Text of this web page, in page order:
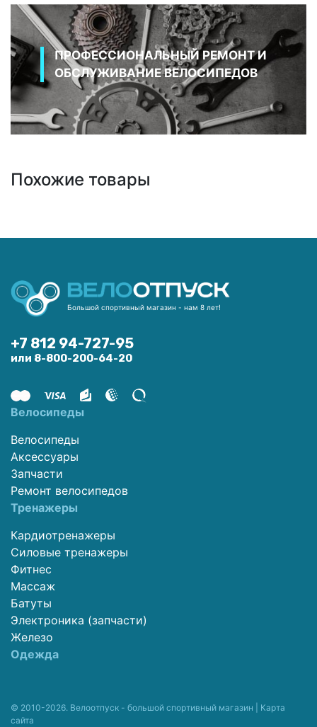
ПРОФЕССИОНАЛЬНЫЙ РЕМОНТ И
ОБСЛУЖИВАНИЕ ВЕЛОСИПЕДОВ
Похожие товары
Большой спортивный магазин - нам 8 лет!
+7 812 94-727-95
или 8-800-200-64-20
Велосипеды
Велосипеды
Аксессуары
Запчасти
Ремонт велосипедов
Тренажеры
Кардиотренажеры
Силовые тренажеры
Фитнес
Массаж
Батуты
Электроника (запчасти)
Железо
Одежда
© 2010-2026. Велоотпуск - большой спортивный магазин | Карта
сайта